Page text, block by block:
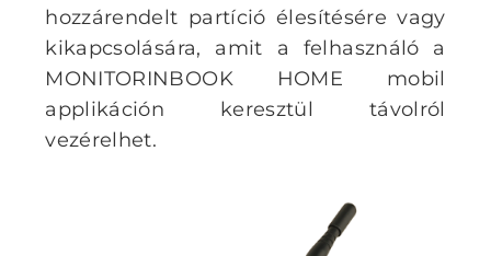
hozzárendelt partíció élesítésére vagy
kikapcsolására, amit a felhasználó a
MONITORINBOOK HOME mobil
applikáción keresztül távolról
vezérelhet.